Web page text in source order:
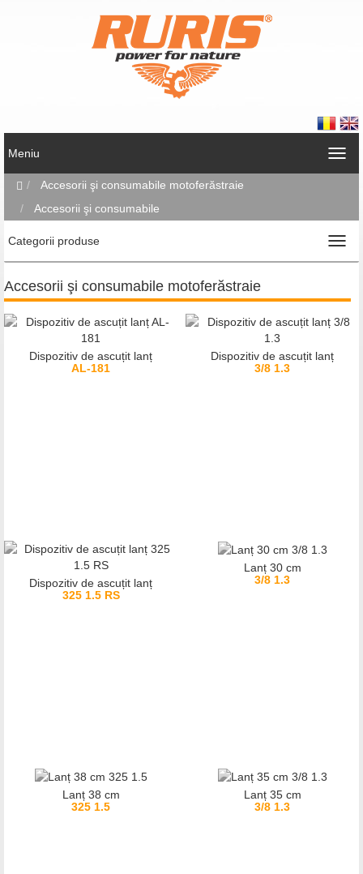
Meniu
Accesorii şi consumabile motoferăstraie
Accesorii şi consumabile
Categorii produse
Accesorii şi consumabile motoferăstraie
Dispozitiv de ascuțit lanț
AL-181
Dispozitiv de ascuțit lanț
3/8 1.3
Dispozitiv de ascuțit lanț
325 1.5 RS
Lanț 30 cm
3/8 1.3
Lanț 38 cm
325 1.5
Lanț 35 cm
3/8 1.3